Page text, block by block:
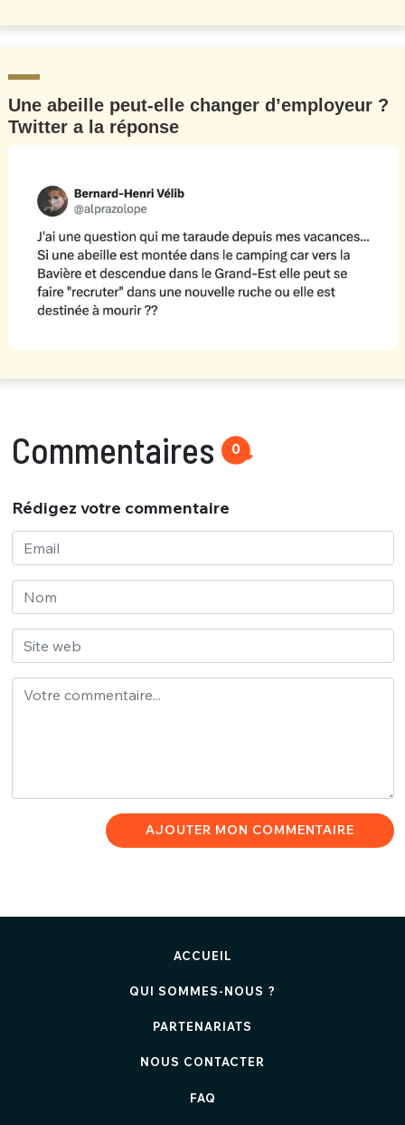
Une abeille peut-elle changer d’employeur ?
Twitter a la réponse
Commentaires 0
Rédigez votre commentaire
AJOUTER MON COMMENTAIRE
ACCUEIL
QUI SOMMES-NOUS ?
PARTENARIATS
NOUS CONTACTER
FAQ